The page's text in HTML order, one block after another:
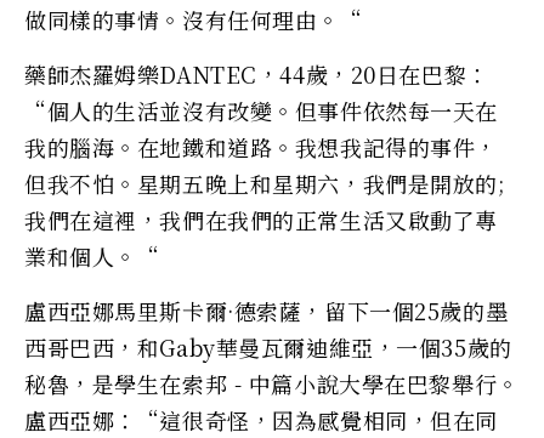
做同樣的事情。沒有任何理由。“
藥師杰羅姆樂DANTEC，44歲，20日在巴黎：
“個人的生活並沒有改變。但事件依然每一天在
我的腦海。在地鐵和道路。我想我記得的事件，
但我不怕。星期五晚上和星期六，我們是開放的;
我們在這裡，我們在我們的正常生活又啟動了專
業和個人。“
盧西亞娜馬里斯卡爾·德索薩，留下一個25歲的墨
西哥巴西，和Gaby華曼瓦爾迪維亞，一個35歲的
秘魯，是學生在索邦 - 中篇小說大學在巴黎舉行。
盧西亞娜：“這很奇怪，因為感覺相同，但在同